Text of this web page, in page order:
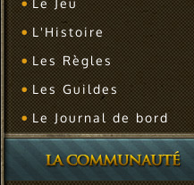
Le Jeu
L'Histoire
Les Règles
Les Guildes
Le Journal de bord